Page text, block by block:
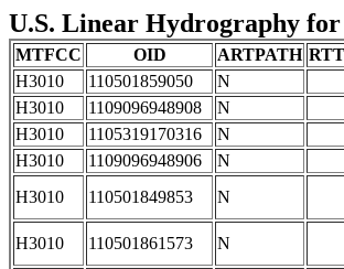
U.S. Linear Hydrography for
MTFCC OID ARTPATH
H3010
110501859050
N
H3010
1109096948908
N
H3010
1105319170316
N
H3010
1109096948906
N
H3010
110501849853 N
H3010 110501861573
N